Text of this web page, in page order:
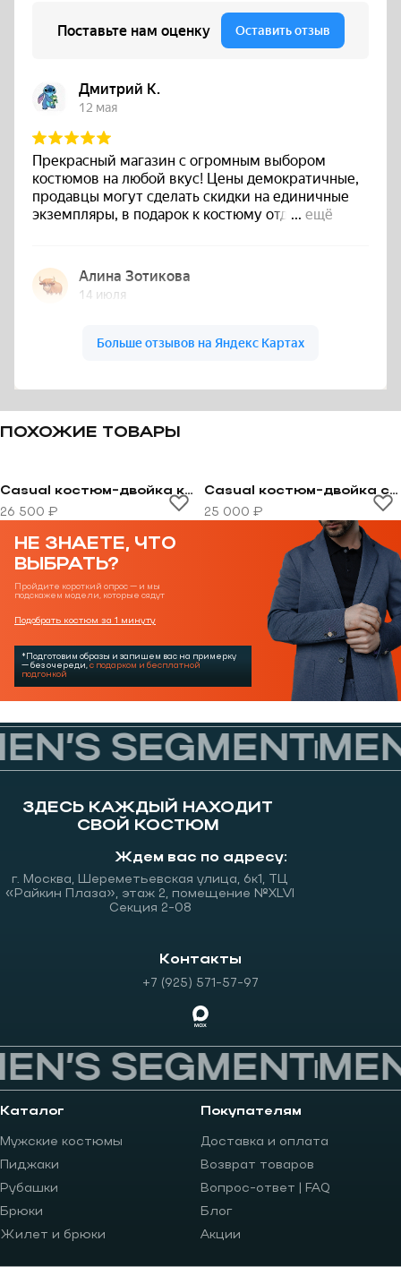
ПОХОЖИЕ ТОВАРЫ
Перейти к товару Casual костюм-двойка
Casual костюм-двойка комбинированный
26 500 ₽
Перейти к товару CasualCasual костюм-двойка синий в полоску
25 000 ₽
НЕ ЗНАЕТЕ, ЧТО
ВЫБРАТЬ?
Пройдите короткий опрос — и мы
подскажем модели, которые сядут
Подобрать костюм за 1 минуту
*Подготовим образы и запишем вас на примерку
— без очереди, с подарком и бесплатной
подгонкой
SEGMENT
ЗДЕСЬ КАЖДЫЙ НАХОДИТ
СВОЙ КОСТЮМ
Ждем вас по адресу:
г. Москва, Шереметьевская улица, 6к1, ТЦ
«Райкин Плаза», этаж 2, помещение №XLVI
Секция 2-08
Контакты
+7 (925) 571-57-97
SEGMENT
Каталог
Мужские костюмы
Пиджаки
Рубашки
Брюки
Жилет и брюки
Покупателям
Доставка и оплата
Возврат товаров
Вопрос-ответ | FAQ
Блог
Акции